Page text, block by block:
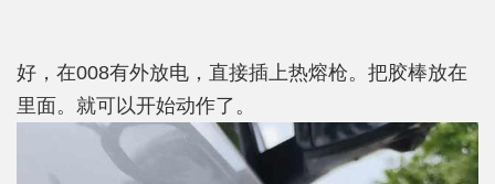
好，在008有外放电，直接插上热熔枪。把胶棒放在
里面。就可以开始动作了。